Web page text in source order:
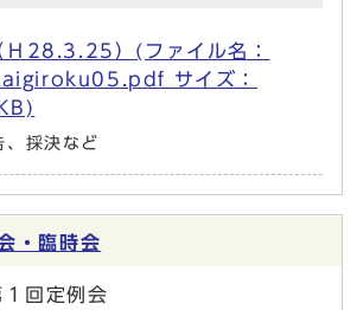
Ｈ28.3.25）(ファイル名：
サイズ：
、採決など
・臨時会
回定例会